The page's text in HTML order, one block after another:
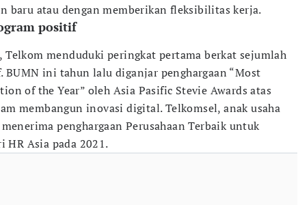
baru atau dengan memberikan fleksibilitas kerja.
positif
menduduki peringkat pertama berkat sejumlah
BUMN ini tahun lalu diganjar penghargaan “Most
of the Year” oleh Asia Pasific Stevie Awards atas
membangun inovasi digital. Telkomsel, anak usaha
penghargaan Perusahaan Terbaik untuk
HR Asia pada 2021.